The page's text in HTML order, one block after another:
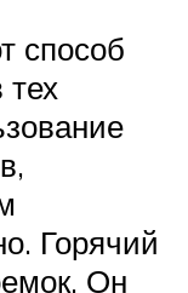
способ
тех
Горячий
Он